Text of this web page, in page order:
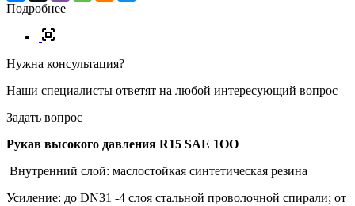
Подробнее
Нужна консультация?
Наши специалисты ответят на любой интересующий вопрос
Задать вопрос
Рукав выcокого давления R15 SAE 1ОО
Внутренний слой: маслостойкая синтетическая резина
Усиление: до DN31 -4 слоя стальной проволочной спирали; от